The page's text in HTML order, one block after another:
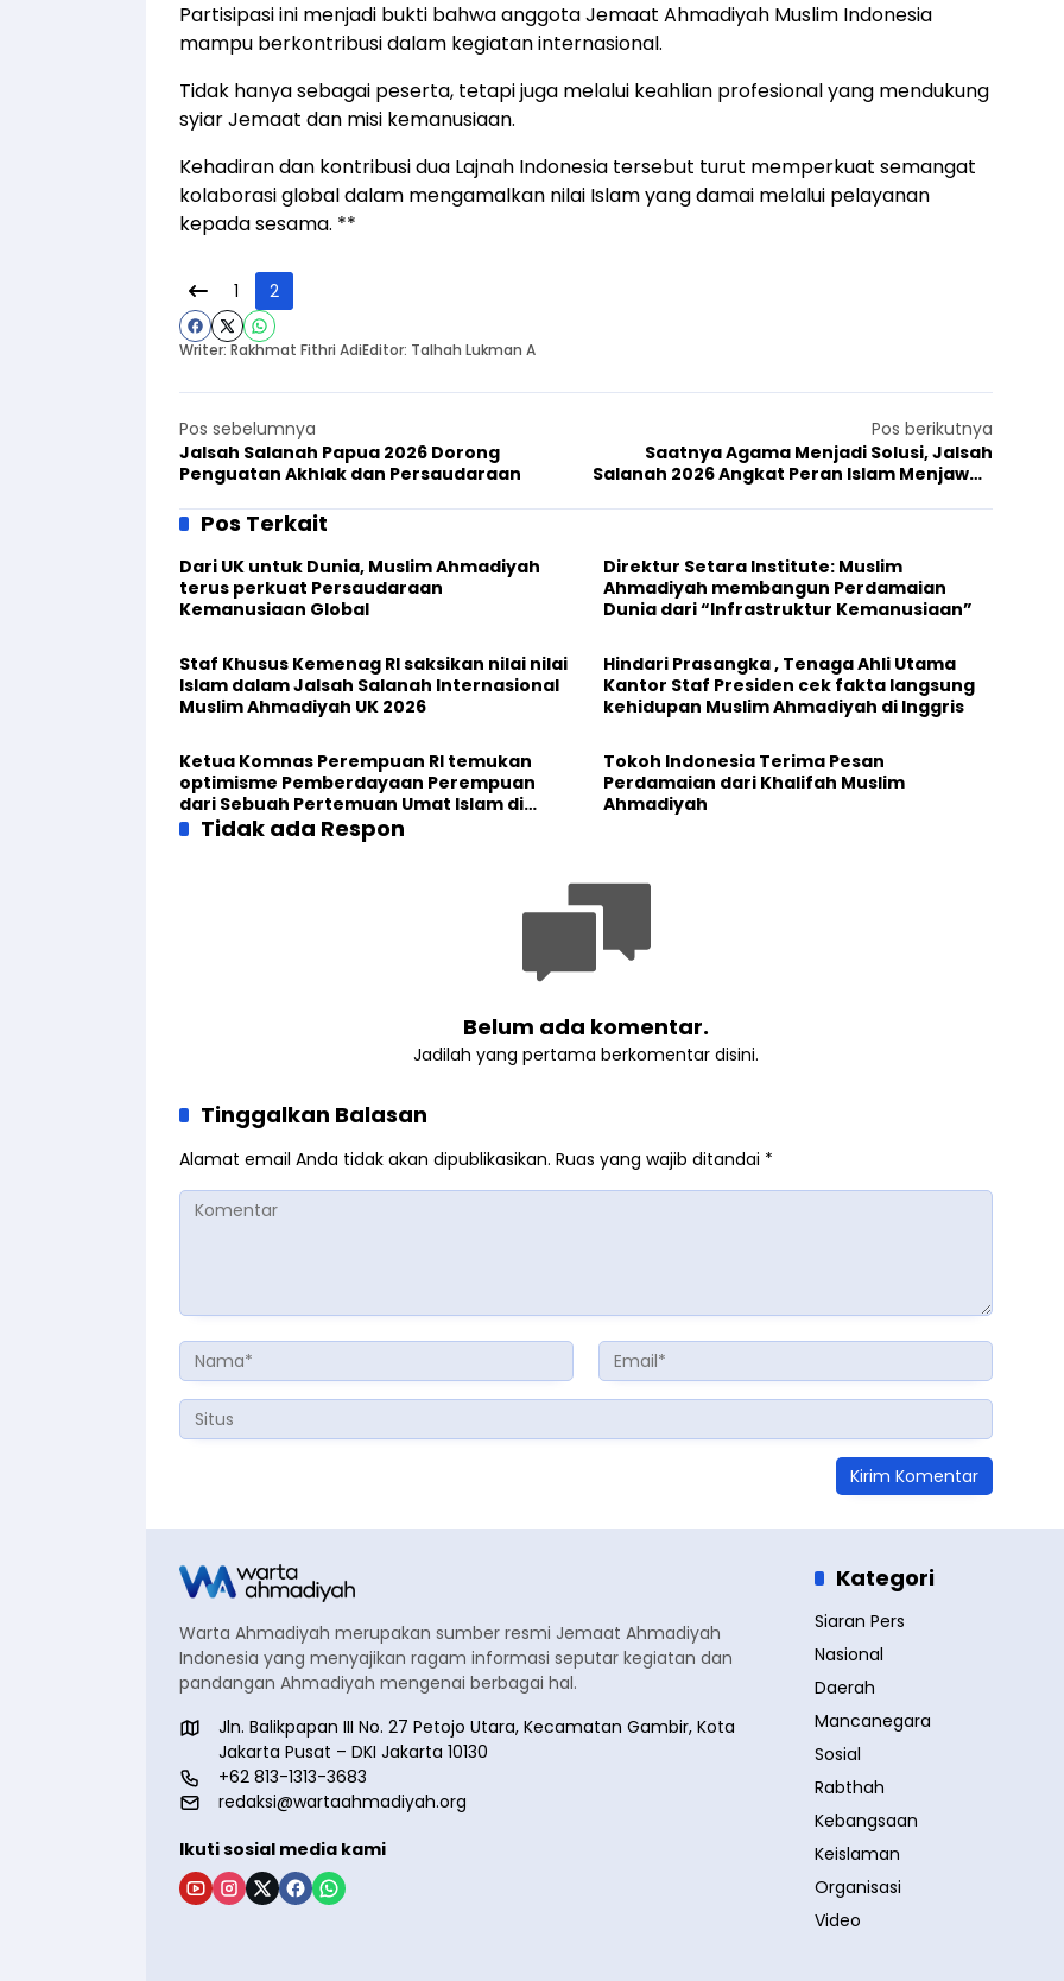
Partisipasi ini menjadi bukti bahwa anggota Jemaat Ahmadiyah Muslim Indonesia
mampu berkontribusi dalam kegiatan internasional.
Tidak hanya sebagai peserta, tetapi juga melalui keahlian profesional yang mendukung
syiar Jemaat dan misi kemanusiaan.
Kehadiran dan kontribusi dua Lajnah Indonesia tersebut turut memperkuat semangat
kolaborasi global dalam mengamalkan nilai Islam yang damai melalui pelayanan
kepada sesama. **
1 2
Writer: Rakhmat Fithri AdiEditor: Talhah Lukman A
Pos sebelumnya
Jalsah Salanah Papua 2026 Dorong
Penguatan Akhlak dan Persaudaraan
Pos berikutnya
Saatnya Agama Menjadi Solusi, Jalsah
Salanah 2026 Angkat Peran Islam Menjawab
Pos Terkait
Dari UK untuk Dunia, Muslim Ahmadiyah
terus perkuat Persaudaraan
Kemanusiaan Global
Direktur Setara Institute: Muslim
Ahmadiyah membangun Perdamaian
Dunia dari “Infrastruktur Kemanusiaan”
Staf Khusus Kemenag RI saksikan nilai nilai
Islam dalam Jalsah Salanah Internasional
Muslim Ahmadiyah UK 2026
Hindari Prasangka , Tenaga Ahli Utama
Kantor Staf Presiden cek fakta langsung
kehidupan Muslim Ahmadiyah di Inggris
Ketua Komnas Perempuan RI temukan
optimisme Pemberdayaan Perempuan
dari Sebuah Pertemuan Umat Islam di
Inggris
Tokoh Indonesia Terima Pesan
Perdamaian dari Khalifah Muslim
Ahmadiyah
Tidak ada Respon
Belum ada komentar.
Jadilah yang pertama berkomentar disini.
Tinggalkan Balasan
Alamat email Anda tidak akan dipublikasikan. Ruas yang wajib ditandai *
Warta Ahmadiyah merupakan sumber resmi Jemaat Ahmadiyah
Indonesia yang menyajikan ragam informasi seputar kegiatan dan
pandangan Ahmadiyah mengenai berbagai hal.
Jln. Balikpapan III No. 27 Petojo Utara, Kecamatan Gambir, Kota
Jakarta Pusat – DKI Jakarta 10130
+62 813-1313-3683
redaksi@wartaahmadiyah.org
Ikuti sosial media kami
Kategori
Siaran Pers
Nasional
Daerah
Mancanegara
Sosial
Rabthah
Kebangsaan
Keislaman
Organisasi
Video